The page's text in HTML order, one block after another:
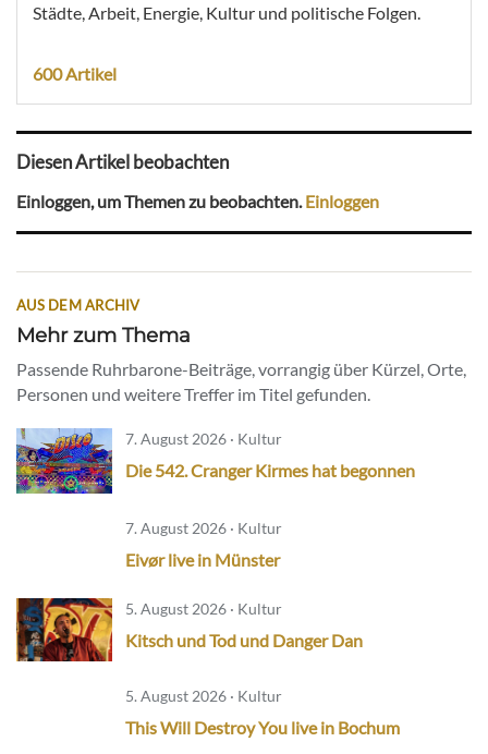
Städte, Arbeit, Energie, Kultur und politische Folgen.
600 Artikel
Diesen Artikel beobachten
Einloggen, um Themen zu beobachten.Einloggen
AUS DEM ARCHIV
Mehr zum Thema
Passende Ruhrbarone-Beiträge, vorrangig über Kürzel, Orte,
Personen und weitere Treffer im Titel gefunden.
7. August 2026 · Kultur
Die 542. Cranger Kirmes hat begonnen
7. August 2026 · Kultur
Eivør live in Münster
5. August 2026 · Kultur
Kitsch und Tod und Danger Dan
5. August 2026 · Kultur
This Will Destroy You live in Bochum